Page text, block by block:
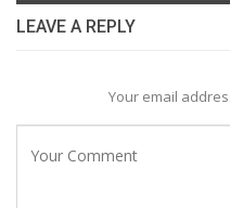
LEAVE A REPLY
Your email